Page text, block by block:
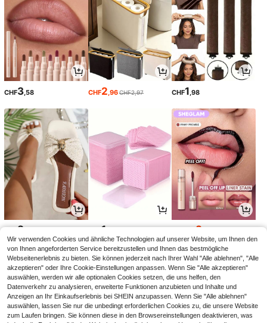
CHF3 ,58 CHF2 ,96CHF2,97 CHF1 ,98
8 1 3
-10%
Wir verwenden Cookies und ähnliche Technologien auf unserer Website, um Ihnen den
von Ihnen angeforderten Service bereitzustellen und Ihnen das bestmögliche
Webseitenerlebnis zu bieten. Sie können jederzeit nach Ihrer Wahl "Alle ablehnen", "Alle
akzeptieren" oder Ihre Cookie-Einstellungen anpassen. Wenn Sie "Alle akzeptieren"
auswählen, werden wir alle optionalen Cookies setzen, die uns helfen, den
Datenverkehr zu analysieren, erweiterte Funktionen anzubieten und Inhalte und
Anzeigen an Ihr Einkaufserlebnis bei SHEIN anzupassen. Wenn Sie "Alle ablehnen"
auswählen, lassen Sie nur die unbedingt erforderlichen Cookies zu, die unsere Website
zum Laufen bringen. Sie können diese in den Browsereinstellungen deaktivieren, was